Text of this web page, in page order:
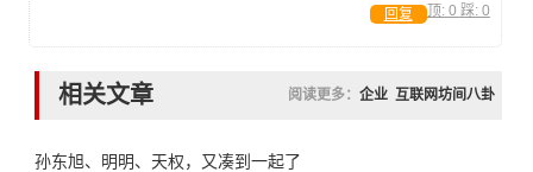
顶: 0 踩: 0
回复
相关文章 阅读更多： 企业 互联网坊间八卦
孙东旭、明明、天权，又凑到一起了